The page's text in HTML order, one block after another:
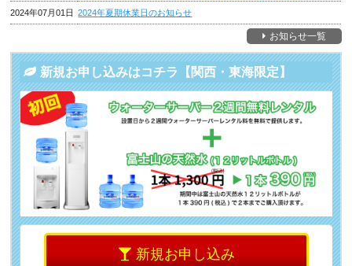
2024年07月01日 2024年夏期休業日のお知らせ
お知らせ一覧
新規お申し込みはコチラ【関西・東海限定】
新規お申し込み